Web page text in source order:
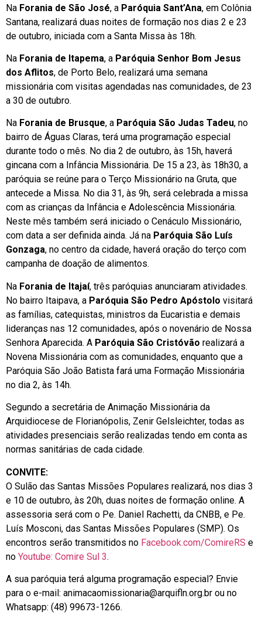
Na Forania de São José, a Paróquia Sant’Ana, em Colônia
Santana, realizará duas noites de formação nos dias 2 e 23
de outubro, iniciada com a Santa Missa às 18h.
Na Forania de Itapema, a Paróquia Senhor Bom Jesus
dos Aflitos, de Porto Belo, realizará uma semana
missionária com visitas agendadas nas comunidades, de 23
a 30 de outubro.
Na Forania de Brusque, a Paróquia São Judas Tadeu, no
bairro de Águas Claras, terá uma programação especial
durante todo o mês. No dia 2 de outubro, às 15h, haverá
gincana com a Infância Missionária. De 15 a 23, às 18h30, a
paróquia se reúne para o Terço Missionário na Gruta, que
antecede a Missa. No dia 31, às 9h, será celebrada a missa
com as crianças da Infância e Adolescência Missionária.
Neste mês também será iniciado o Cenáculo Missionário,
com data a ser definida ainda. Já na Paróquia São Luís
Gonzaga, no centro da cidade, haverá oração do terço com
campanha de doação de alimentos.
Na Forania de Itajaí, três paróquias anunciaram atividades.
No bairro Itaipava, a Paróquia São Pedro Apóstolo visitará
as famílias, catequistas, ministros da Eucaristia e demais
lideranças nas 12 comunidades, após o novenário de Nossa
Senhora Aparecida. A Paróquia São Cristóvão realizará a
Novena Missionária com as comunidades, enquanto que a
Paróquia São João Batista fará uma Formação Missionária
no dia 2, às 14h.
Segundo a secretária de Animação Missionária da
Arquidiocese de Florianópolis, Zenir Gelsleichter, todas as
atividades presenciais serão realizadas tendo em conta as
normas sanitárias de cada cidade.
CONVITE:
O Sulão das Santas Missões Populares realizará, nos dias 3
e 10 de outubro, às 20h, duas noites de formação online. A
assessoria será com o Pe. Daniel Rachetti, da CNBB, e Pe.
Luís Mosconi, das Santas Missões Populares (SMP). Os
encontros serão transmitidos no Facebook.com/ComireRS e
no Youtube: Comire Sul 3.
A sua paróquia terá alguma programação especial? Envie
para o e-mail: animacaomissionaria@arquifln.org.br ou no
Whatsapp: (48) 99673-1266.